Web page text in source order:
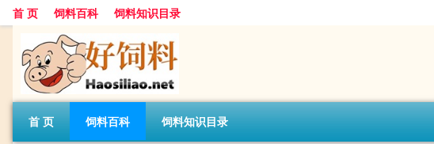
首 页 饲料百科 饲料知识目录
首 页 饲料百科 饲料知识目录